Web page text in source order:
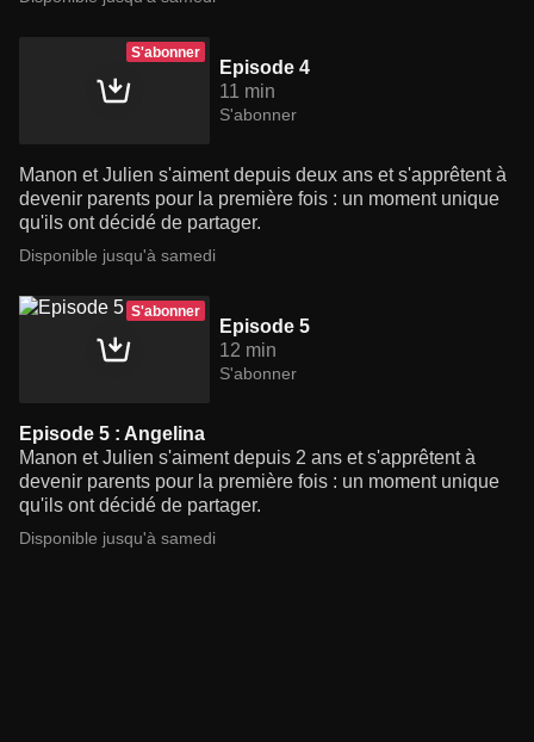
S'abonner
Episode 4
11 min
S'abonner
Manon et Julien s'aiment depuis deux ans et s'apprêtent à
devenir parents pour la première fois : un moment unique
qu'ils ont décidé de partager.
Disponible jusqu'à samedi
S'abonner
Episode 5
12 min
S'abonner
Episode 5 : Angelina
Manon et Julien s'aiment depuis 2 ans et s'apprêtent à
devenir parents pour la première fois : un moment unique
qu'ils ont décidé de partager.
Disponible jusqu'à samedi